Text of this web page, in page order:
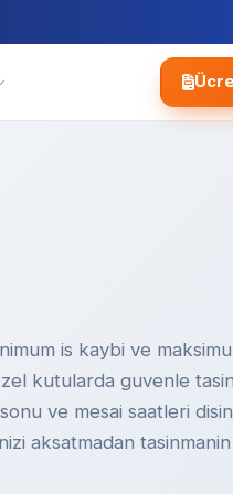
is kaybi ve
kutularda guvenle
ve mesai saatleri
aksatmadan